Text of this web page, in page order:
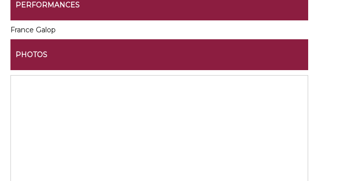
PERFORMANCES
France Galop
PHOTOS